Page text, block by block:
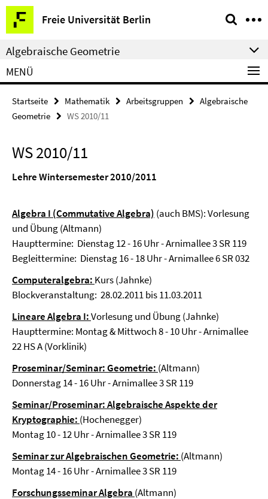
Springe
direkt
zu
Inhalt
Freie Universität Berlin
Service-
Navigation
Algebraische Geometrie
MENÜ
Startseite Mathematik Arbeitsgruppen
Algebraische
Geometrie
WS 2010/11
WS 2010/11
Lehre Wintersemester 2010/2011
Algebra I (Commutative Algebra) (auch BMS): Vorlesung
und Übung (Altmann)
Haupttermine: Dienstag 12 - 16 Uhr - Arnimallee 3 SR 119
Begleittermine: Dienstag 16 - 18 Uhr - Arnimallee 6 SR 032
Computeralgebra: Kurs (Jahnke)
Blockveranstaltung: 28.02.2011 bis 11.03.2011
Lineare Algebra I:Vorlesung und Übung (Jahnke)
Haupttermine: Montag & Mittwoch 8 - 10 Uhr - Arnimallee
22 HS A (Vorklinik)
Proseminar/Seminar: Geometrie: (Altmann)
Donnerstag 14 - 16 Uhr - Arnimallee 3 SR 119
Seminar/Proseminar: Algebraische Aspekte der
Kryptographie: (Hochenegger)
Montag 10 - 12 Uhr - Arnimallee 3 SR 119
Seminar zur Algebraischen Geometrie: (Altmann)
Montag 14 - 16 Uhr - Arnimallee 3 SR 119
Forschungsseminar Algebra (Altmann)